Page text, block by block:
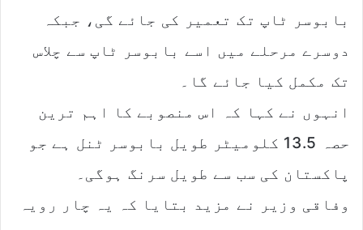
بابوسر ٹاپ تک تعمیر کی جائے گی، جبکہ
دوسرے مرحلے میں اسے بابوسر ٹاپ سے چلاس
تک مکمل کیا جائے گا۔
انہوں نے کہا کہ اس منصوبے کا اہم ترین
حصہ 13.5 کلومیٹر طویل بابوسر ٹنل ہے جو
پاکستان کی سب سے طویل سرنگ ہوگی۔
وفاقی وزیر نے مزید بتایا کہ یہ چار رویہ